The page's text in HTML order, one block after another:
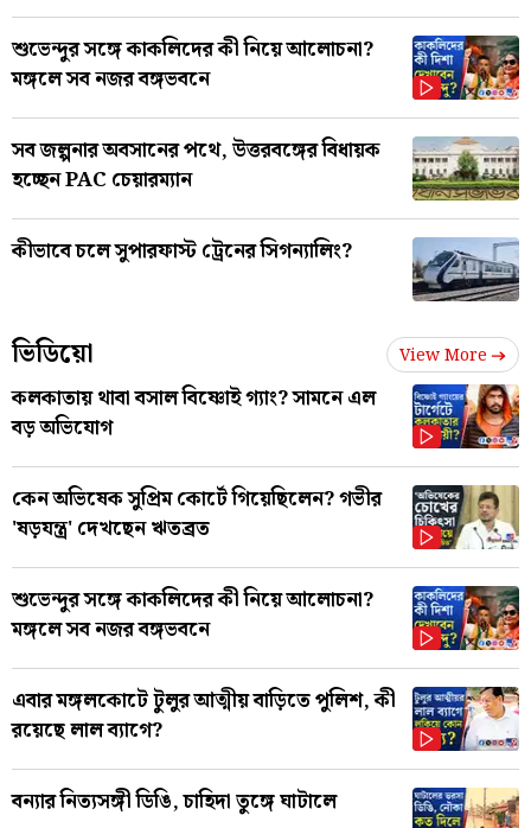
শুভেন্দুর সঙ্গে কাকলিদের কী নিয়ে আলোচনা?
মঙ্গলে সব নজর বঙ্গভবনে
সব জল্পনার অবসানের পথে, উত্তরবঙ্গের বিধায়ক
হচ্ছেন PAC চেয়ারম্যান
কীভাবে চলে সুপারফাস্ট ট্রেনের সিগন্যালিং?
ভিডিয়ো View More
কলকাতায় থাবা বসাল বিষ্ণোই গ্যাং? সামনে এল
বড় অভিযোগ
কেন অভিষেক সুপ্রিম কোর্টে গিয়েছিলেন? গভীর
'ষড়যন্ত্র' দেখছেন ঋতব্রত
শুভেন্দুর সঙ্গে কাকলিদের কী নিয়ে আলোচনা?
মঙ্গলে সব নজর বঙ্গভবনে
এবার মঙ্গলকোটে টুলুর আত্মীয় বাড়িতে পুলিশ, কী
রয়েছে লাল ব্যাগে?
বন্যার নিত্যসঙ্গী ডিঙি, চাহিদা তুঙ্গে ঘাটালে